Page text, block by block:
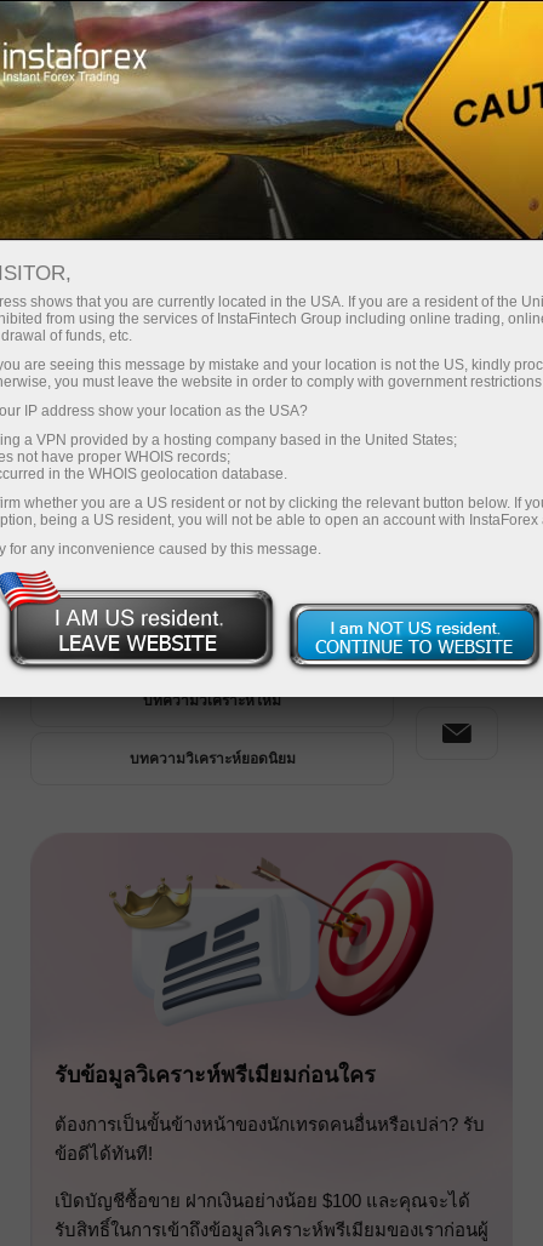
สำหรับเทรดเดอร์
การวิเคราะห์ฟอเร็กซ์
การวิเคราะห์ฟอเร็กซ์: การคาด
การณ์เงินยูโรและสกุลเงินอื่น
วิเคราะห์พรีเมียม
บทความวิเคราะห์ใหม่
บทความวิเคราะห์ยอดนิยม
รับข้อมูลวิเคราะห์พรีเมียมก่อนใคร
ต้องการเป็นขั้นข้างหน้าของนักเทรดคนอื่นหรือเปล่า? รับ
ข้อดีได้ทันที!
เปิดบัญชีซื้อขาย ฝากเงินอย่างน้อย $100 และคุณจะได้
รับสิทธิ์ในการเข้าถึงข้อมูลวิเคราะห์พรีเมียมของเราก่อนผู้
shows that you are currently located in the USA. If you are a resident of the
from using the services of InstaFintech Group including online trading,
of funds, etc.
are seeing this message by mistake and your location is not the US, kindly
you must leave the website in order to comply with government
IP address show your location as the USA?
a VPN provided by a hosting company based in the United States;
not have proper WHOIS records;
in the WHOIS geolocation database.
whether you are a US resident or not by clicking the relevant button below. If
being a US resident, you will not be able to open an account with InstaForex
for any inconvenience caused by this message.